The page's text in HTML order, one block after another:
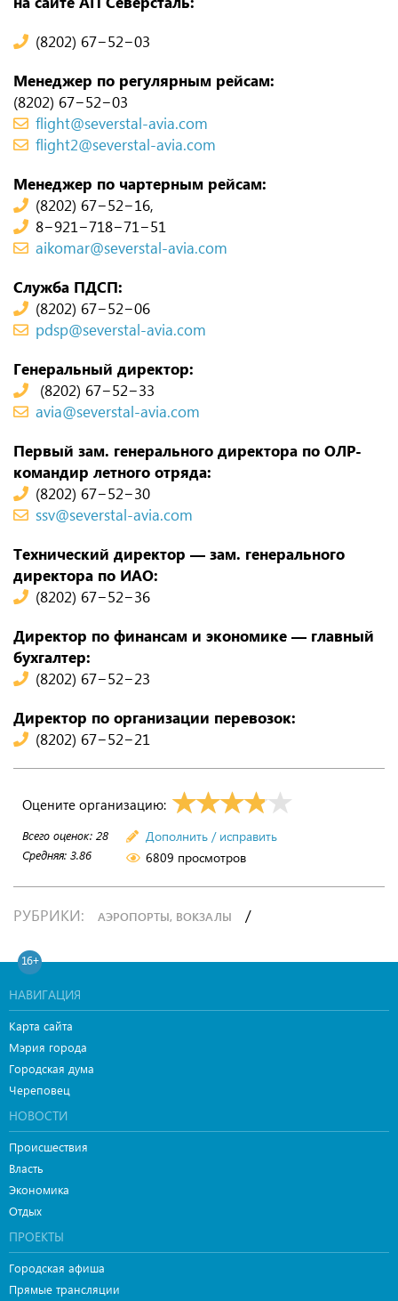
(8202) 67−52−03
Менеджер по регулярным рейсам:
(8202) 67−52−03
flight@severstal-avia.com
flight2@severstal-avia.com
Менеджер по чартерным рейсам:
(8202) 67−52−16,
8−921−718−71−51
aikomar@severstal-avia.com
Служба ПДСП:
(8202) 67−52−06
pdsp@severstal-avia.com
Генеральный директор:
(8202) 67−52−33
avia@severstal-avia.com
Первый зам. генерального директора по ОЛР-
командир летного отряда:
(8202) 67−52−30
ssv@severstal-avia.com
Технический директор — зам. генерального
директора по ИАО:
(8202) 67−52−36
Директор по финансам и экономике — главный
бухгалтер:
(8202) 67−52−23
Директор по организации перевозок:
(8202) 67−52−21
Оцените организацию:
Всего оценок: 28
Средняя: 3.86
Дополнить / исправить
6809 просмотров
РУБРИКИ: АЭРОПОРТЫ, ВОКЗАЛЫ /
16+
НАВИГАЦИЯ
Карта сайта
Мэрия города
Городская дума
Череповец
НОВОСТИ
Происшествия
Власть
Экономика
Отдых
ПРОЕКТЫ
Городская афиша
Прямые трансляции